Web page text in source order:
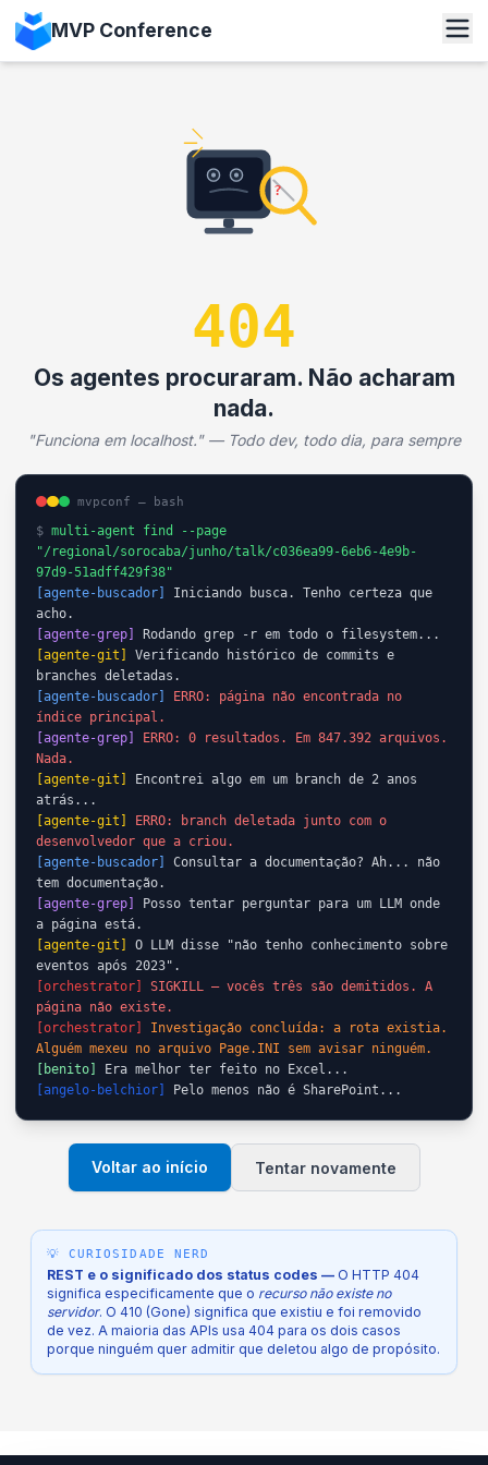
MVP Conference
?
404
Os agentes procuraram. Não acharam
nada.
"Funciona em localhost." — Todo dev, todo dia, para sempre
mvpconf — bash
$multi-agent find --page
"/regional/sorocaba/junho/talk/c036ea99-6eb6-4e9b-
97d9-51adff429f38"
[agente-buscador]
Iniciando busca. Tenho certeza que
acho.
[agente-grep]
Rodando grep -r em todo o filesystem...
[agente-git]
Verificando histórico de commits e
branches deletadas.
[agente-buscador]
ERRO: página não encontrada no
índice principal.
[agente-grep]
ERRO: 0 resultados. Em 847.392 arquivos.
Nada.
[agente-git]
Encontrei algo em um branch de 2 anos
atrás...
[agente-git]
ERRO: branch deletada junto com o
desenvolvedor que a criou.
[agente-buscador]
Consultar a documentação? Ah... não
tem documentação.
[agente-grep]
Posso tentar perguntar para um LLM onde
a página está.
[agente-git]
O LLM disse "não tenho conhecimento sobre
eventos após 2023".
[orchestrator]
SIGKILL — vocês três são demitidos. A
página não existe.
[orchestrator]
Investigação concluída: a rota existia.
Alguém mexeu no arquivo Page.INI sem avisar ninguém.
[benito]
Era melhor ter feito no Excel...
[angelo-belchior]
Pelo menos não é SharePoint...
Voltar ao início Tentar novamente
💡 CURIOSIDADE NERD
REST e o significado dos status codes — O HTTP 404
significa especificamente que o recurso não existe no
servidor. O 410 (Gone) significa que existiu e foi removido
de vez. A maioria das APIs usa 404 para os dois casos
porque ninguém quer admitir que deletou algo de propósito.